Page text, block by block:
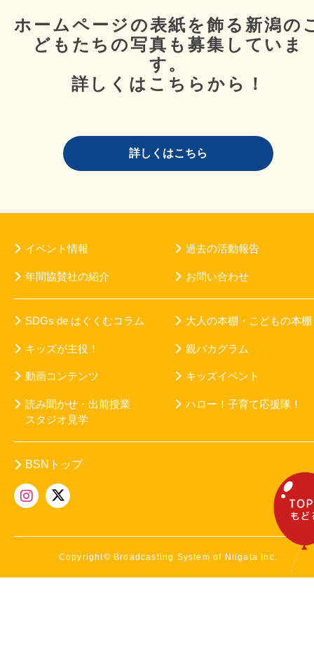
ホームページの表紙を飾る新潟の
どもたちの写真も募集していま
す。
詳しくはこちらから！
詳しくはこちら
イベント情報 過去の活動報告
年間協賛社の紹介 お問い合わせ
SDGs de はぐくむコラム 大人の本棚・こどもの本棚
キッズが主役！ 親バカグラム
動画コンテンツ キッズイベント
読み聞かせ・出前授業
スタジオ見学
ハロー！子育て応援隊！
BSNトップ
Copyright© Broadcasting System of Niigata Inc.